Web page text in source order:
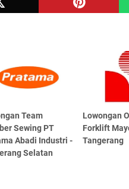
Team
Sewing PT
Abadi Industri -
Selatan
Lowongan
Forklift
Tangerang